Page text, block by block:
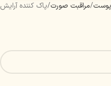
پوست مراقبت صورت پاک کننده آرایش